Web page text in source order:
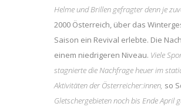
Helme und Brillen gefragter denn je
2000 Österreich, über das
Saison ein Revival erlebte. Die
einem niedrigeren Niveau. Viele
stagnierte die Nachfrage heuer im
Aktivitäten der Österreicher:innen, so
Gletschergebieten noch bis Ende April